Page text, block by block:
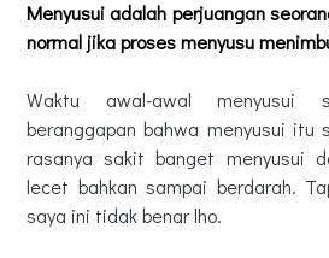
Menyusui adalah perjuangan
normal jika proses menyusu
Waktu awal-awal menyusui
beranggapan bahwa menyusui itu
rasanya sakit banget menyusui
lecet bahkan sampai berdarah.
saya ini tidak benar lho.